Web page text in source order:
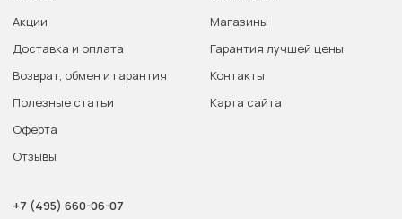
Акции
Доставка и оплата
Возврат, обмен и гарантия
Полезные статьи
Оферта
Отзывы
Магазины
Гарантия лучшей цены
Контакты
Карта сайта
+7 (495) 660-06-07